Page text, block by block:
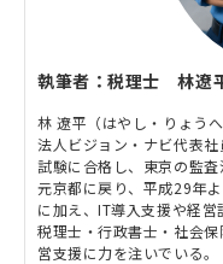
執筆者：税理士 林遼
林 遼平（はやし・りょう
法人ビジョン・ナビ代表
試験に合格し、東京の監
元京都に戻り、平成29年
に加え、IT導入支援や経
税理士・行政書士・社会
営支援に力を注いでいる。